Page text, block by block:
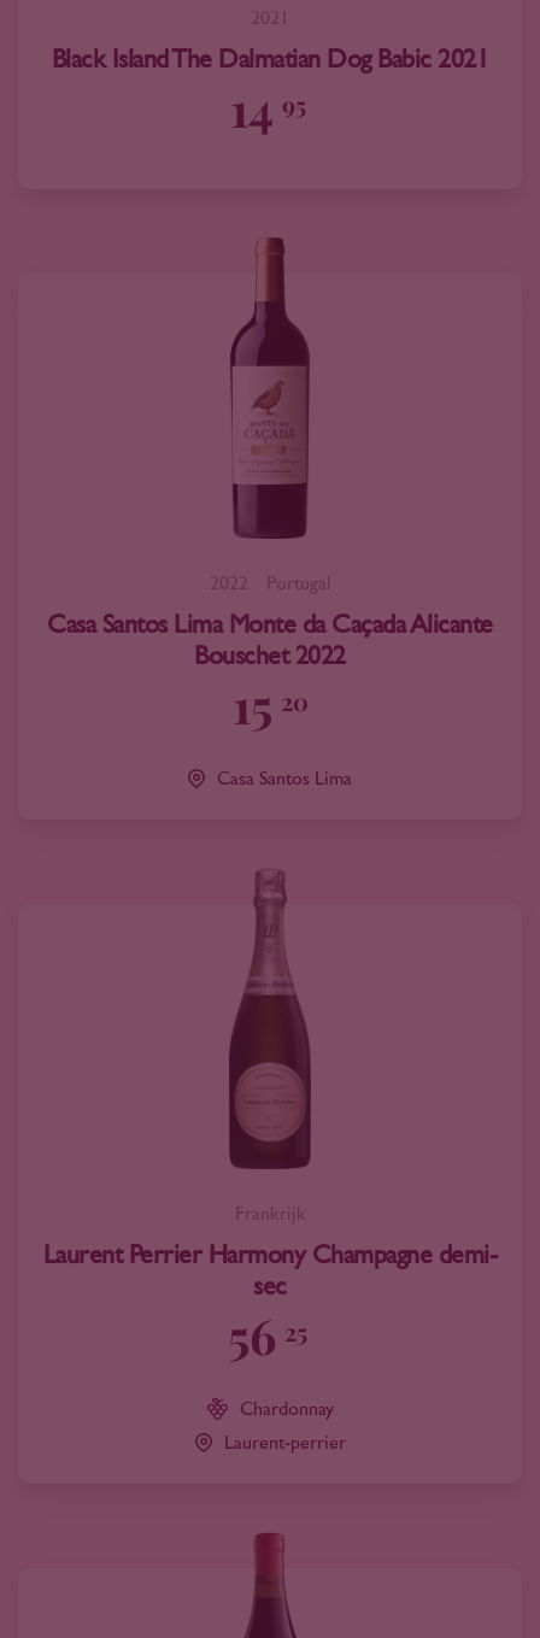
2021
Black Island The Dalmatian Dog Babic 2021
14 95
2022 Portugal
Casa Santos Lima Monte da Caçada Alicante
Bouschet 2022
15 20
Casa Santos Lima
Frankrijk
Laurent Perrier Harmony Champagne demi-
sec
56 25
Chardonnay
Laurent-perrier